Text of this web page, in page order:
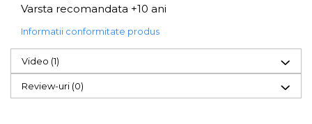
Varsta recomandata +10 ani
Informatii conformitate produs
Video (1)
Review-uri (0)